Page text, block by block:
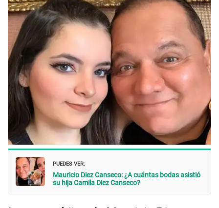
PUEDES VER:
Mauricio Diez Canseco: ¿A cuántas bodas asistió
su hija Camila Diez Canseco?